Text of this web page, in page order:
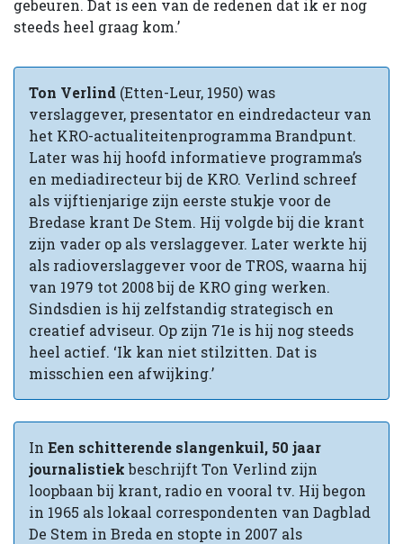
gebeuren. Dat is een van de redenen dat ik er nog
steeds heel graag kom.’
Ton Verlind (Etten-Leur, 1950) was
verslaggever, presentator en eindredacteur van
het KRO-actualiteitenprogramma Brandpunt.
Later was hij hoofd informatieve programma’s
en mediadirecteur bij de KRO. Verlind schreef
als vijftienjarige zijn eerste stukje voor de
Bredase krant De Stem. Hij volgde bij die krant
zijn vader op als verslaggever. Later werkte hij
als radioverslaggever voor de TROS, waarna hij
van 1979 tot 2008 bij de KRO ging werken.
Sindsdien is hij zelfstandig strategisch en
creatief adviseur. Op zijn 71e is hij nog steeds
heel actief. ‘Ik kan niet stilzitten. Dat is
misschien een afwijking.’
In Een schitterende slangenkuil, 50 jaar
journalistiekbeschrijft Ton Verlind zijn
loopbaan bij krant, radio en vooral tv. Hij begon
in 1965 als lokaal correspondenten van Dagblad
De Stem in Breda en stopte in 2007 als